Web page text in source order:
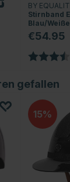
BY
Stirnband
Blau/
Braun/
€54.95
Bewertung:
gefallen
15